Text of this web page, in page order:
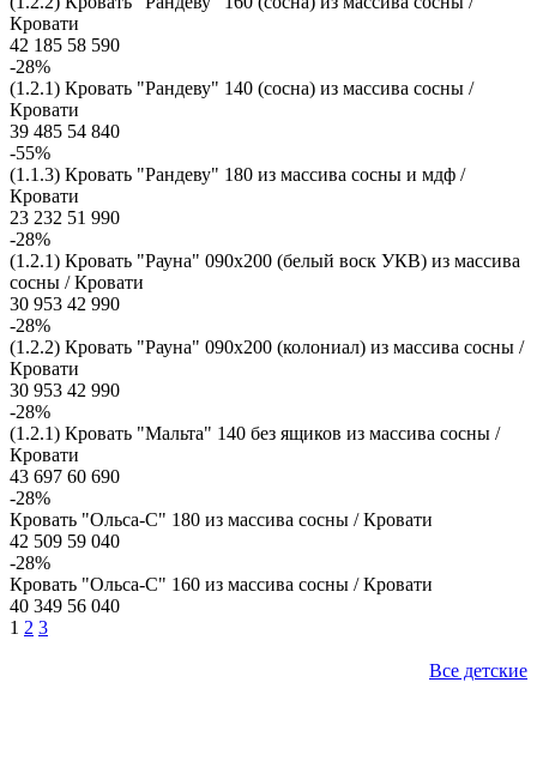
Кровати
42 185 58 590
-28%
(1.2.1) Кровать "Рандеву" 140 (сосна) из массива сосны /
Кровати
39 485 54 840
-55%
(1.1.3) Кровать "Рандеву" 180 из массива сосны и мдф /
Кровати
23 232 51 990
-28%
(1.2.1) Кровать "Рауна" 090x200 (белый воск УКВ) из массива
сосны / Кровати
30 953 42 990
-28%
(1.2.2) Кровать "Рауна" 090x200 (колониал) из массива сосны /
Кровати
30 953 42 990
-28%
(1.2.1) Кровать "Мальта" 140 без ящиков из массива сосны /
Кровати
43 697 60 690
-28%
Кровать "Ольса-С" 180 из массива сосны / Кровати
42 509 59 040
-28%
Кровать "Ольса-С" 160 из массива сосны / Кровати
40 349 56 040
1 2 3
Все детские